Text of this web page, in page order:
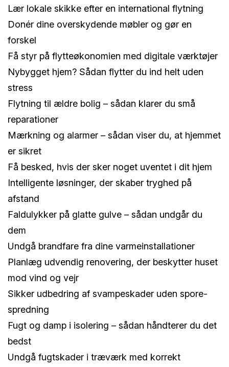
Lær lokale skikke efter en international flytning
Donér dine overskydende møbler og gør en
forskel
Få styr på flytteøkonomien med digitale værktøjer
Nybygget hjem? Sådan flytter du ind helt uden
stress
Flytning til ældre bolig – sådan klarer du små
reparationer
Mærkning og alarmer – sådan viser du, at hjemmet
er sikret
Få besked, hvis der sker noget uventet i dit hjem
Intelligente løsninger, der skaber tryghed på
afstand
Faldulykker på glatte gulve – sådan undgår du
dem
Undgå brandfare fra dine varmeinstallationer
Planlæg udvendig renovering, der beskytter huset
mod vind og vejr
Sikker udbedring af svampeskader uden spore­
spredning
Fugt og damp i isolering – sådan håndterer du det
bedst
Undgå fugtskader i træværk med korrekt